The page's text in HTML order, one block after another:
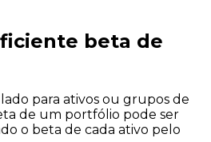
beta de
para ativos ou grupos de
de um portfólio pode ser
o beta de cada ativo pelo